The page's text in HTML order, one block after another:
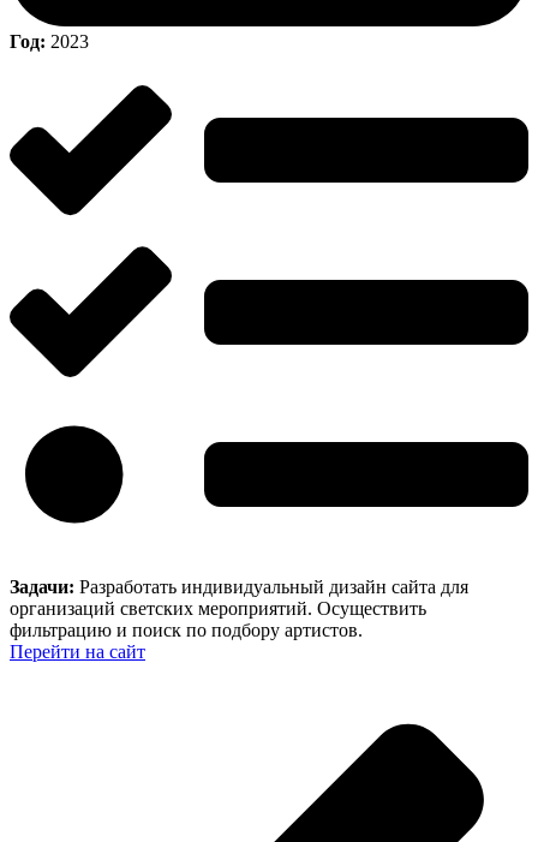
Год: 2023
Задачи: Разработать индивидуальный дизайн сайта для
организаций светских мероприятий. Осуществить
фильтрацию и поиск по подбору артистов.
Перейти на сайт